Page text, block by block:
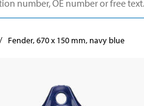
Fender, 670 x 150 mm, navy blue